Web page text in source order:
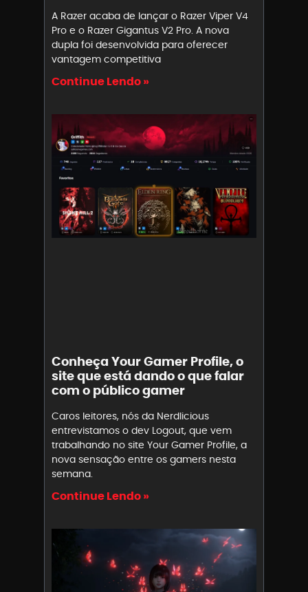
A Razer acaba de lançar o Razer Viper V4
Pro e o Razer Gigantus V2 Pro. A nova
dupla foi desenvolvida para oferecer
vantagem competitiva
Continue Lendo »
Conheça Your Gamer Profile, o
site que está dando o que falar
com o público gamer
Caros leitores, nós da Nerdlicious
entrevistamos o dev Logout, que vem
trabalhando no site Your Gamer Profile, a
nova sensação entre os gamers nesta
semana.
Continue Lendo »